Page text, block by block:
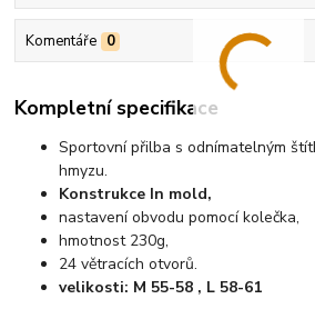
Komentáře 0
Kompletní specifikace
Sportovní přilba s odnímatelným
hmyzu.
Konstrukce In mold,
nastavení obvodu pomocí kolečka,
hmotnost 230g,
24 větracích otvorů.
velikosti: M 55-58 , L 58-61